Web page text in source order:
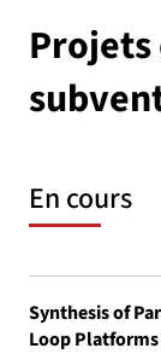
En cours
Synthesis of
Loop Platforms